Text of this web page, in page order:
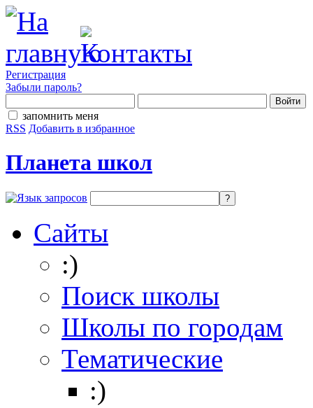
Регистрация
Забыли пароль?
запомнить меня
RSS Добавить в избранное
Планета школ
Сайты
:)
Поиск школы
Школы по городам
Тематические
:)